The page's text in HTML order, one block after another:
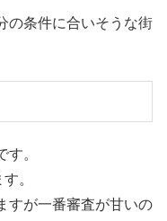
の条件に合いそうな街
。
。
すが一番審査が甘いの